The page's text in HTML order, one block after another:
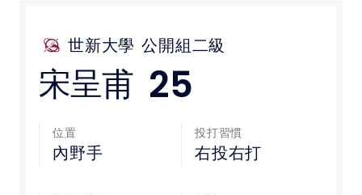
比賽場地
最新消息
下載專區
世新大學 公開組二級
宋呈甫 25
位置
內野手
投打習慣
右投右打